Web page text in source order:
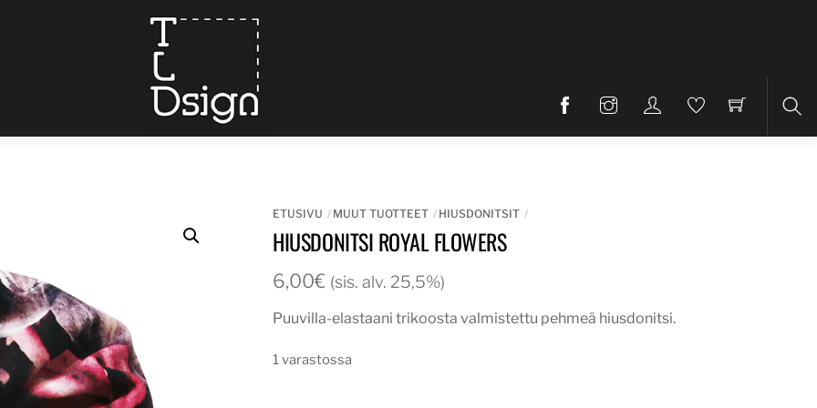
ETUSIVU MUUT TUOTTEET HIUSDONITSIT
HIUSDONITSI ROYAL FLOWERS
6,00€ (sis. alv. 25,5%)
Puuvilla-elastaani trikoosta valmistettu pehmeä hiusdonitsi.
1 varastossa